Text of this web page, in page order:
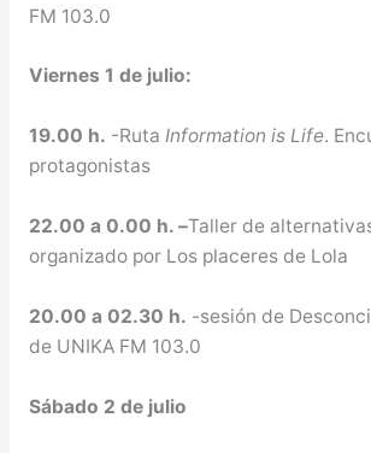
FM 103.0
Viernes 1 de julio:
19.00 h. -Ruta Information is Life.
protagonistas
22.00 a 0.00 h. –Taller de
organizado por Los placeres de Lola
20.00 a 02.30 h. -sesión de
de UNIKA FM 103.0
Sábado 2 de julio